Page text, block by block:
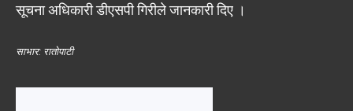
सूचना अधिकारी डीएसपी गिरीले जानकारी दिए ।
साभार: रातोपाटी